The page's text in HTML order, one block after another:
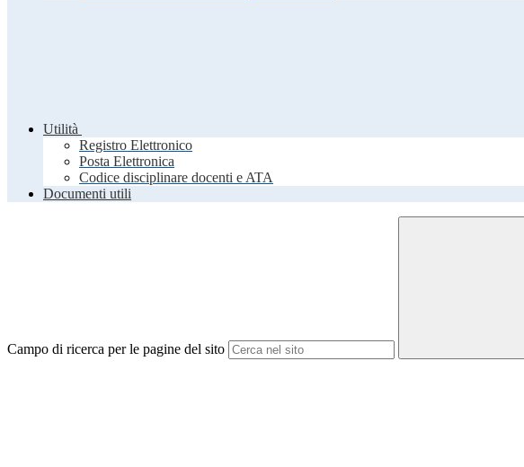
Utilità
Registro Elettronico
Posta Elettronica
Codice disciplinare docenti e ATA
Documenti utili
Campo di ricerca per le pagine del sito